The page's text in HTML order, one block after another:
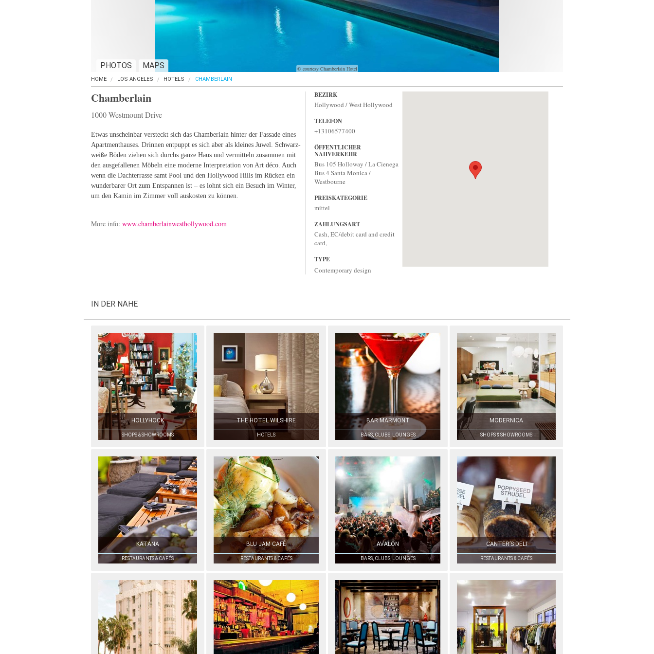
© courtesy Chamberlain Hotel
PHOTOS MAPS
HOME LOS ANGELES HOTELS CHAMBERLAIN
Chamberlain
1000 Westmount Drive
Etwas unscheinbar versteckt sich das Chamberlain hinter der Fassade eines
Apartmenthauses. Drinnen entpuppt es sich aber als kleines Juwel. Schwarz-
weiße Böden ziehen sich durchs ganze Haus und vermitteln zusammen mit
den ausgefallenen Möbeln eine moderne Interpretation von Art déco. Auch
wenn die Dachterrasse samt Pool und den Hollywood Hills im Rücken ein
wunderbarer Ort zum Entspannen ist – es lohnt sich ein Besuch im Winter,
um den Kamin im Zimmer voll auskosten zu können.
More info: www.chamberlainwesthollywood.com
BEZIRK
Hollywood / West Hollywood
TELEFON
+13106577400
ÖFFENTLICHER
NAHVERKEHR
Bus 105 Holloway / La Cienega
Bus 4 Santa Monica /
Westbourne
PREISKATEGORIE
mittel
ZAHLUNGSART
Cash, EC/debit card and credit
card,
TYPE
Contemporary design
IN DER NÄHE
HOLLYHOCK
SHOPS & SHOWROOMS
THE HOTEL WILSHIRE
HOTELS
BAR MARMONT
BARS, CLUBS, LOUNGES
MODERNICA
SHOPS & SHOWROOMS
KATANA
RESTAURANTS & CAFÉS
BLU JAM CAFÉ
RESTAURANTS & CAFÉS
AVALON
BARS, CLUBS, LOUNGES
CANTER’S DELI
RESTAURANTS & CAFÉS